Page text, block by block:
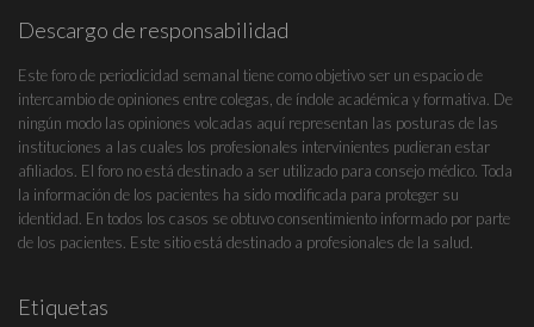
Descargo de responsabilidad
Este foro de periodicidad semanal tiene como objetivo ser un espacio de
intercambio de opiniones entre colegas, de índole académica y formativa. De
ningún modo las opiniones volcadas aquí representan las posturas de las
instituciones a las cuales los profesionales intervinientes pudieran estar
afiliados. El foro no está destinado a ser utilizado para consejo médico. Toda
la información de los pacientes ha sido modificada para proteger su
identidad. En todos los casos se obtuvo consentimiento informado por parte
de los pacientes. Este sitio está destinado a profesionales de la salud.
Etiquetas